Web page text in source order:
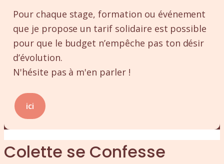
Pour chaque stage, formation ou événement
que je propose un tarif solidaire est possible
pour que le budget n’empêche pas ton désir
d’évolution.
N'hésite pas à m'en parler !
ici
Colette se Confesse